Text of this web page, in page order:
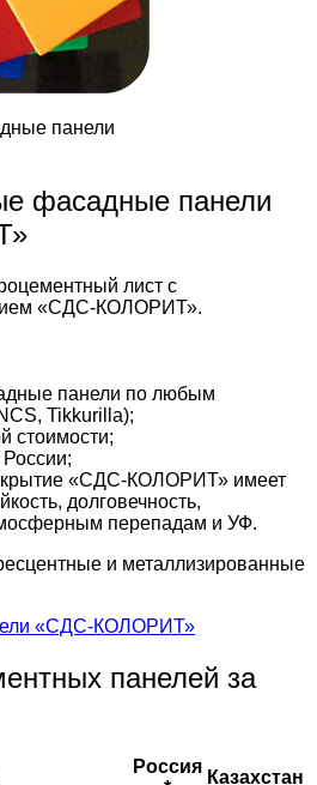
панели
фасадные панели
лист с
«СДС-КОЛОРИТ».
панели по любым
Tikkurilla);
стоимости;
«СДС-КОЛОРИТ» имеет
долговечность,
перепадам и УФ.
и металлизированные
«СДС-КОЛОРИТ»
панелей за
Россия
Казахстан